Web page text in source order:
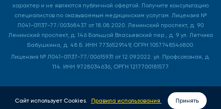
характер и не являются публичной офертой. Получите консультацию
специалистов по оказываемым медицинским услугам. Лицензия №
Л041-01137-77/00368437 от 18.08.2020. Ленинский проспект, д. 90
Ленинский проспект, д. 146 Большой Власьевский пер., д. 9 ул. Летчика
Бабушкина, д. 48 Б. ИНН 7736529149, ОГРН 1057748546800.
Лицензия № Л041-01137-77/00615931 от 12.09.2022. ул. Профсоюзная, д.
114. ИНН 9728034636, ОРГН 1217700181577.
Сайт использует Cookies. Правила использования Принять
ВЫЗОВ ВРАЧА НА ДОМ ЗАПИСАТЬСЯ ОНЛАЙН